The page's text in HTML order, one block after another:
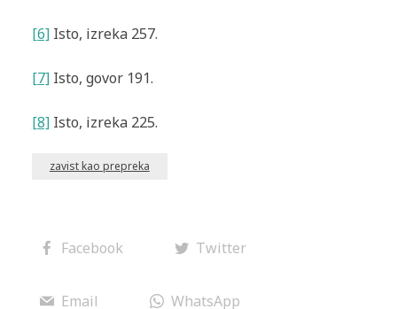
[6]Isto, izreka 257.
[7]Isto, govor 191.
[8]Isto, izreka 225.
zavist kao prepreka
Facebook Twitter
Email WhatsApp